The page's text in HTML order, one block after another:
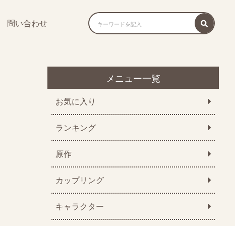
問い合わせ
メニュー一覧
お気に入り
ランキング
原作
カップリング
キャラクター